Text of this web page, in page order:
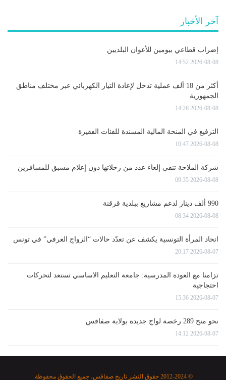
آخر الأخبار
إضراب قطاعي بيومين للأعوان البلديين
2026-08-08 14:52
أكثر من 18 ألف عملية تدخل لإعادة التيار الكهربائي عبر مختلف مناطق
الجمهورية
2026-08-08 14:26
الترفيع في المنحة المالية المسندة للفئات الفقيرة
2026-08-08 10:47
شركة الملاحة تنفي إلغاء عدد من رحلاتها دون إعلام مسبق للمسافرين
2026-08-08 09:35
990 ألف دينار لدعم مشاريع ببلدية قرقنة
2026-08-08 08:34
اتحاد المرأة التونسية يكشف عن تعدّد حالات “الزواج العرفي” في تونس
2026-08-07 20:17
تزامنا مع العودة المدرسية: جامعة التعليم الاساسي تستعد لتحركات
احتجاجية
2026-08-07 15:36
نحو منح 289 رخصة لواج جديدة بولاية صفاقس
2026-08-07 14:12
© 2012-2024 حقوق النشر تاريخ صفاقس، جميع الحقوق محفوظة.